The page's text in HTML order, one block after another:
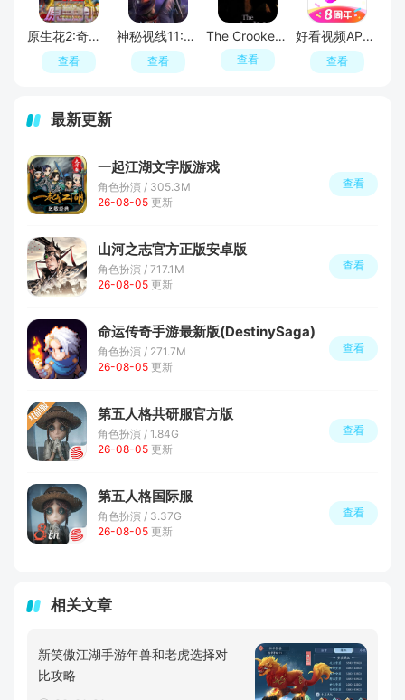
原生花2:奇幻旅程
查看
神秘视线11:惊悚秘林
查看
The Crooked Man
查看
好看视频APP官方最新版
查看
最新更新
一起江湖文字版游戏
角色扮演 / 305.3M
26-08-05 更新
查看
山河之志官方正版安卓版
角色扮演 / 717.1M
26-08-05 更新
查看
命运传奇手游最新版(DestinySaga)
角色扮演 / 271.7M
26-08-05 更新
查看
第五人格共研服官方版
角色扮演 / 1.84G
26-08-05 更新
查看
第五人格国际服
角色扮演 / 3.37G
26-08-05 更新
查看
相关文章
新笑傲江湖手游年兽和老虎选择对
比攻略